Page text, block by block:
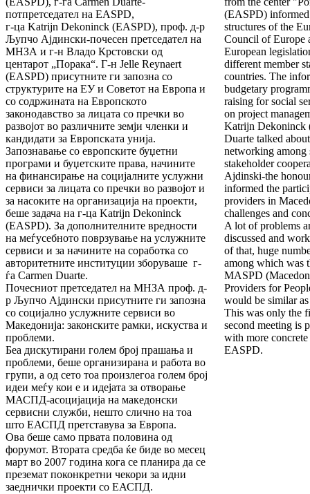
потпретседател на EASPD,
г-ца Katrijn Dekoninck (EASPD), проф. д-р
Љупчо Ајдински-почесен претседател на
МНЗА и г-н Владо Крстовски од
центарот „Порака“. Г-н Jelle Reynaert
(EASPD) присутните ги запозна со
структурите на ЕУ и Советот на Европа и
со содржината на Европското
законодавство за лицата со пречки во
развојот во различните земји членки и
кандидати за Европската унија.
Запознавање со европските буџетни
програми и буџетските права, начините
на финансирање на социјалните услужни
сервиси за лицата со пречки во развојот и
за насоките на организација на проекти,
беше задача на г-ца Katrijn Dekoninck
(EASPD). За дополнителните вредности
на меѓусебното поврзување на услужните
сервиси и за начините на соработка со
авторитетните институции зборуваше г-
ѓа Carmen Duarte.
Почесниот претседател на МНЗА проф. д-
р Љупчо Ајдински присутните ги запозна
со социјално услужните сервиси во
Македонија: законските рамки, искуства и
проблеми.
Беа дискутирани голем број прашања и
проблеми, беше организирана и работа во
групи, а од сето тоа произлегоа голем број
идеи меѓу кои е и идејата за отворање
МАСПД-асоцијација на македонски
сервисни служби, нешто слично на тоа
што ЕАСПД претставува за Европа.
Ова беше само првата половина од
форумот. Втората средба ќе биде во месец
март во 2007 година кога се планира да се
преземат поконкретни чекори за идни
заеднички проекти со ЕАСПД.
(EASPD) informed
structures of the
Council of Europe
European
different member
countries. The
budgetary
raising for social
on project
Katrijn Dekoninck
Duarte talked
networking among
stakeholder
Ajdinski-the
informed the
providers in
challenges and
A lot of problems
discussed and
of that, huge
among which was
MASPD
Providers for
would be similar
This was only the
second meeting is
with more
EASPD.